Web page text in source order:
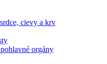
cievy a krv
orgány